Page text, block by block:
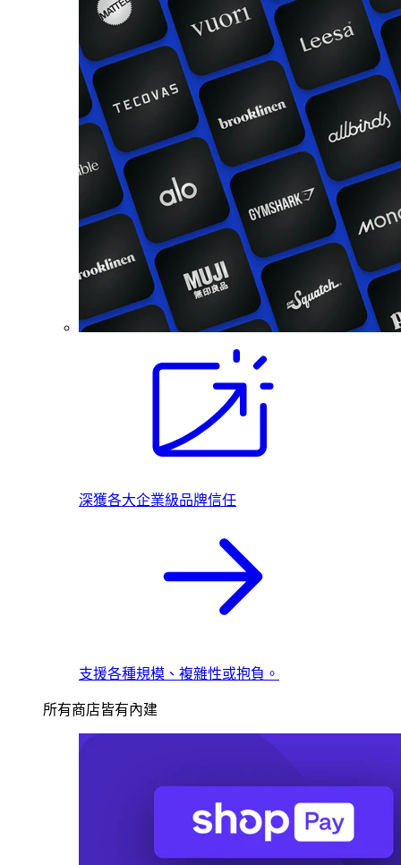
深獲各大企業級品牌信任
支援各種規模、複雜性或抱負。
所有商店皆有內建